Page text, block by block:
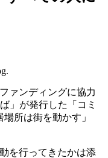
.
ァンディングに協力
」が発行した「コミ
所は街を動かす」
を行ってきたかは添